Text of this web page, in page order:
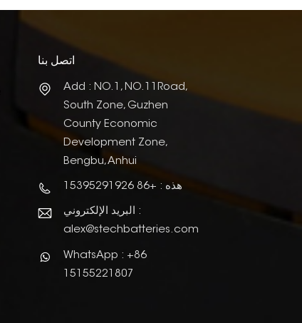
اتصل بنا
Add : NO.1, NO.11Road,
South Zone, Guzhen
County Economic
Development Zone,
Bengbu, Anhui
هذه : +86 15395291926
البريد الإلكتروني :
alex@stechbatteries.com
WhatsApp : +86
15155221807